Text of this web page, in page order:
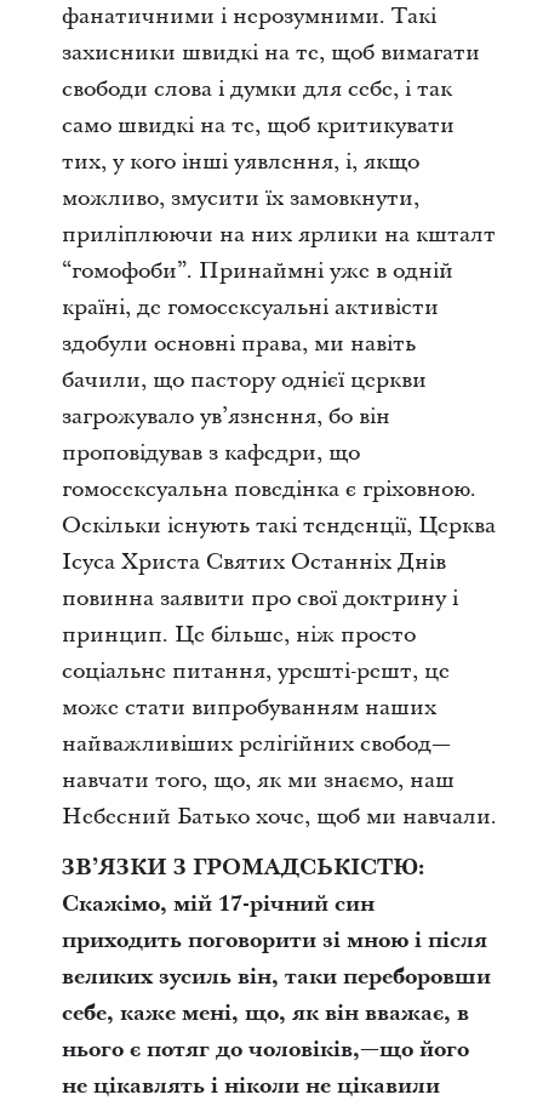
фанатичними і нерозумними. Такі
захисники швидкі на те, щоб вимагати
свободи слова і думки для себе, і так
само швидкі на те, щоб критикувати
тих, у кого інші уявлення, і, якщо
можливо, змусити їх замовкнути,
приліплюючи на них ярлики на кшталт
“гомофоби”. Принаймні уже в одній
країні, де гомосексуальні активісти
здобули основні права, ми навіть
бачили, що пастору однієї церкви
загрожувало ув’язнення, бо він
проповідував з кафедри, що
гомосексуальна поведінка є гріховною.
Оскільки існують такі тенденції, Церква
Ісуса Христа Святих Останніх Днів
повинна заявити про свої доктрину і
принцип. Це більше, ніж просто
соціальне питання, урешті-решт, це
може стати випробуванням наших
найважливіших релігійних свобод—
навчати того, що, як ми знаємо, наш
Небесний Батько хоче, щоб ми навчали.
ЗВ’ЯЗКИ З ГРОМАДСЬКІСТЮ:
Скажімо, мій 17-річний син
приходить поговорити зі мною і після
великих зусиль він, таки переборовши
себе, каже мені, що, як він вважає, в
нього є потяг до чоловіків,—що його
не цікавлять і ніколи не цікавили